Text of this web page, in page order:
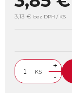
3,13 € bez DPH / KS
KS
+
-